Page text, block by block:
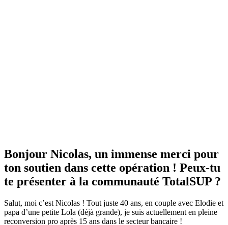
Bonjour Nicolas, un immense merci pour
ton soutien dans cette opération ! Peux-tu
te présenter à la communauté TotalSUP ?
Salut, moi c’est Nicolas ! Tout juste 40 ans, en couple avec Elodie et
papa d’une petite Lola (déjà grande), je suis actuellement en pleine
reconversion pro après 15 ans dans le secteur bancaire !